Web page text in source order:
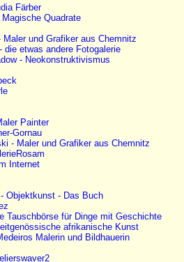
Färber
Magische Quadrate
Maler und Grafiker aus Chemnitz
die etwas andere Fotogalerie
- Neokonstruktivismus
Painter
Gornau
- Maler und Grafiker aus Chemnitz
Internet
Objektkunst - Das Buch
Tauschbörse für Dinge mit Geschichte
afrikanische Kunst
Malerin und Bildhauerin